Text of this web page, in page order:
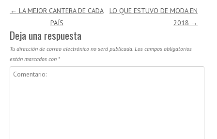
Navegación de entradas
← LA MEJOR CANTERA DE CADA
PAÍS
LO QUE ESTUVO DE MODA EN
2018 →
Deja una respuesta
Tu dirección de correo electrónico no será publicada. Los campos obligatorios
están marcados con *